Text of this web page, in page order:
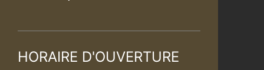
HORAIRE D'OUVERTURE